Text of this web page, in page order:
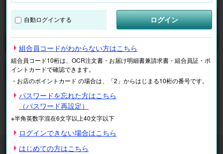
検索
申し訳ございません。 現在、該当商品は、お取扱いしておりません。
マイページ 注文履歴
抽選結果
請求内容
チケット
自動ログインする ログイン
組合員コードがわからない方はこちら
組合員コード10桁は、OCR注文書・お届け明細書兼請求書・組合員証・ポ
イントカードで確認できます。
・お店のポイントカード の場合は、「2」からはじまる10桁の番号です。
パスワードを忘れた方はこちら
（パスワード再設定）
※半角英数字混在6文字以上40文字以下
ログインできない場合はこちら
はじめての方はこちら